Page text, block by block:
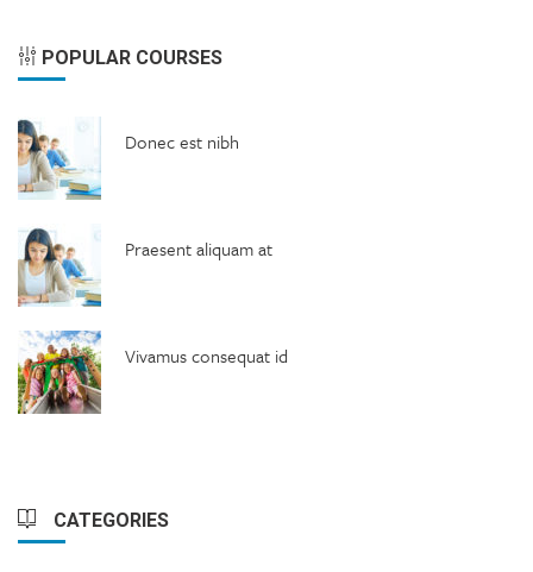
POPULAR COURSES
Donec est nibh
Praesent aliquam at
Vivamus consequat id
CATEGORIES